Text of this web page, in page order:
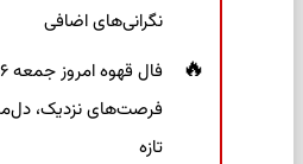
نگرانی‌های اضافی
فرصت‌های نزدیک،
تازه